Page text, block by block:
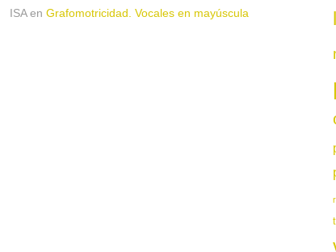
ISAen Grafomotricidad. Vocales en mayúscula